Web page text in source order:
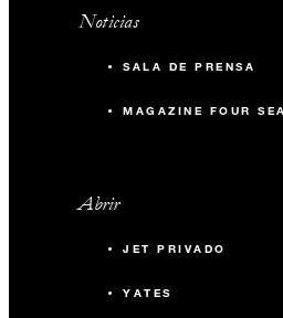
Noticias
SALA DE PRENSA
MAGAZINE FOUR
Abrir
JET PRIVADO
YATES